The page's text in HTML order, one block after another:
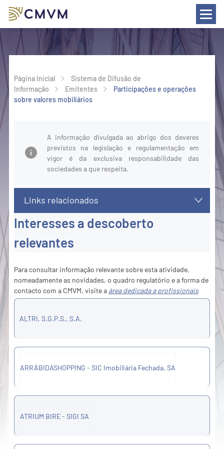
Página Inicial
Sistema de Difusão de
Informação
Emitentes
Participações e operações
sobre valores mobiliários
A informação divulgada ao abrigo dos deveres
previstos na legislação e regulamentação em
vigor é da exclusiva responsabilidade das
sociedades a que respeita.
Links relacionados
Interesses a descoberto
relevantes
Para consultar informação relevante sobre esta atividade,
nomeadamente as novidades, o quadro regulatório e a forma de
contacto com a CMVM, visite a área dedicada a profissionais
ALTRI, S.G.P.S., S.A.
ARRÁBIDASHOPPING - SIC Imobiliária Fechada, SA
ATRIUM BIRE - SIGI SA